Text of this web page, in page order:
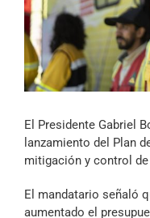
El Presidente Gabriel
lanzamiento del Plan
mitigación y control
El mandatario señaló
aumentado el